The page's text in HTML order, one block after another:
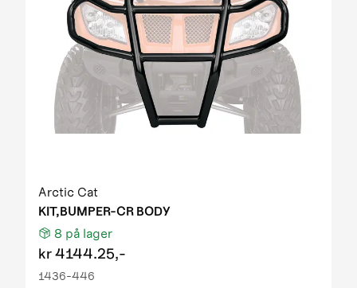
Arctic Cat
KIT,BUMPER-CR BODY
8 på lager
kr4144.25,-
1436-446